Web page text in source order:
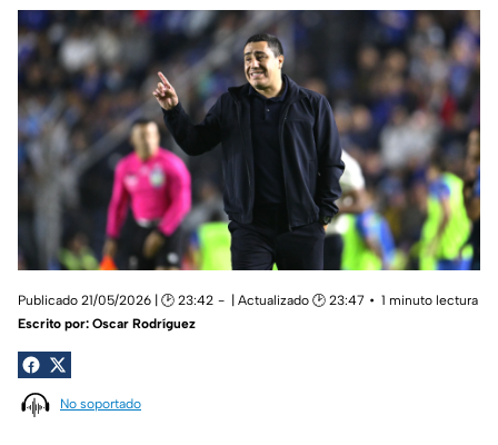
Publicado 21/05/2026 | 🕑 23:42 | Actualizado 🕑 23:47
1 minuto lectura
Escrito por: Oscar Rodríguez
No soportado